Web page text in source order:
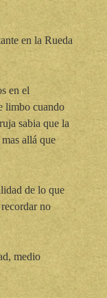
en la Rueda
en el
limbo cuando
sabia que la
allá que
de lo que
no
medio